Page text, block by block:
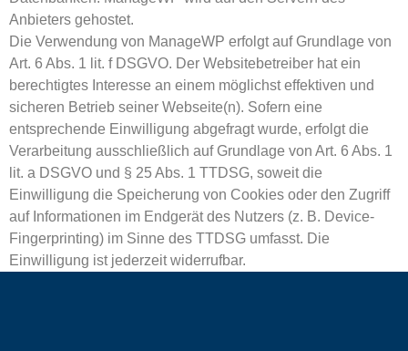
Anbieters gehostet.
Die Verwendung von ManageWP erfolgt auf Grundlage von
Art. 6 Abs. 1 lit. f DSGVO. Der Websitebetreiber hat ein
berechtigtes Interesse an einem möglichst effektiven und
sicheren Betrieb seiner Webseite(n). Sofern eine
entsprechende Einwilligung abgefragt wurde, erfolgt die
Verarbeitung ausschließlich auf Grundlage von Art. 6 Abs. 1
lit. a DSGVO und § 25 Abs. 1 TTDSG, soweit die
Einwilligung die Speicherung von Cookies oder den Zugriff
auf Informationen im Endgerät des Nutzers (z. B. Device-
Fingerprinting) im Sinne des TTDSG umfasst. Die
Einwilligung ist jederzeit widerrufbar.